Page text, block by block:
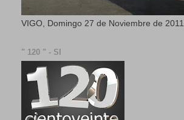
VIGO, Domingo 27 de Noviembre de 2011
" 120 " - SI